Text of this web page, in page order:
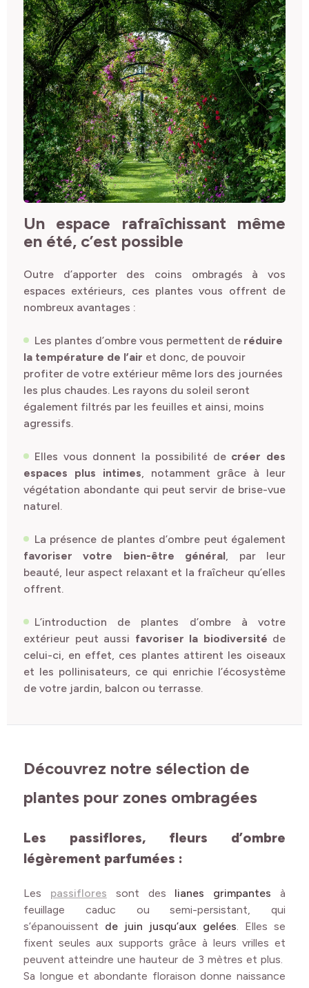
Un espace rafraîchissant même
en été, c’est possible
Outre d’apporter des coins ombragés à vos
espaces extérieurs, ces plantes vous offrent de
nombreux avantages :
Les plantes d’ombre vous permettent de réduire
la température de l’air et donc, de pouvoir
profiter de votre extérieur même lors des journées
les plus chaudes. Les rayons du soleil seront
également filtrés par les feuilles et ainsi, moins
agressifs.
Elles vous donnent la possibilité decréer des
espaces plus intimes , notamment grâce à leur
végétation abondante qui peut servir de brise-vue
naturel.
La présence de plantes d’ombre peut également
favoriser votre bien-être général , par leur
beauté, leur aspect relaxant et la fraîcheur qu’elles
offrent.
L’introduction de plantes d’ombre à votre
extérieur peut aussi favoriser la biodiversité de
celui-ci, en effet, ces plantes attirent les oiseaux
et les pollinisateurs, ce qui enrichie l’écosystème
de votre jardin, balcon ou terrasse.
Découvrez notre sélection de
plantes pour zones ombragées
Les passiflores, fleurs d’ombre
légèrement parfumées :
Les passiflores sont des lianes grimpantes à
feuillage caduc ou semi-persistant, qui
s’épanouissent de juin jusqu’aux gelées . Elles se
fixent seules aux supports grâce à leurs vrilles et
peuvent atteindre une hauteur de 3 mètres et plus.
Sa longue et abondante floraison donne naissance